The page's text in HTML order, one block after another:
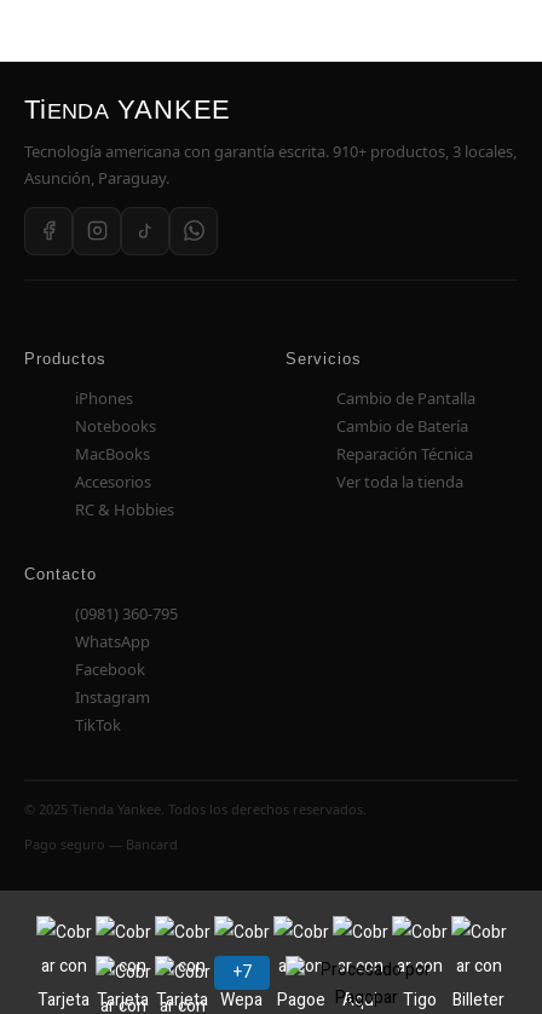
TiENDA YANKEE
Tecnología americana con garantía escrita. 910+ productos, 3 locales,
Asunción, Paraguay.
Productos
iPhones
Notebooks
MacBooks
Accesorios
RC & Hobbies
Servicios
Cambio de Pantalla
Cambio de Batería
Reparación Técnica
Ver toda la tienda
Contacto
(0981) 360-795
WhatsApp
Facebook
Instagram
TikTok
© 2025 Tienda Yankee. Todos los derechos reservados.
Pago seguro — Bancard